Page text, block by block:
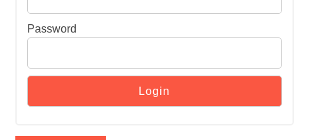
Password